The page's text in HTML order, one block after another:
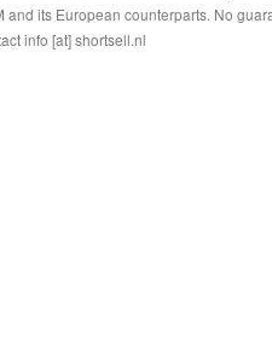
its European counterparts. No
info [at] shortsell.nl